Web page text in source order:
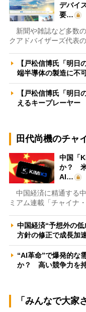
デバイ
要…
新聞や雑誌など多数
クアドバイザーズ代表
【戸松信博氏「明日
端半導体の製造に不
【戸松信博氏「明
えるキープレーヤ
田代尚機のチャ
中国「
か？ 米
AI…
中国経済に精通する
ミアム連載「チャイナ
中国経済“予想外の
方針の修正で成長加
“AI革命”で爆発的な
か？ 高い競争力を
「みんなで大家